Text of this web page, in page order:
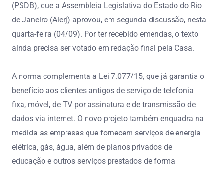
(PSDB), que a Assembleia Legislativa do Estado do Rio
de Janeiro (Alerj) aprovou, em segunda discussão, nesta
quarta-feira (04/09). Por ter recebido emendas, o texto
ainda precisa ser votado em redação final pela Casa.
A norma complementa a Lei 7.077/15, que já garantia o
benefício aos clientes antigos de serviço de telefonia
fixa, móvel, de TV por assinatura e de transmissão de
dados via internet. O novo projeto também enquadra na
medida as empresas que fornecem serviços de energia
elétrica, gás, água, além de planos privados de
educação e outros serviços prestados de forma